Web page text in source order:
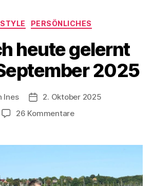
Kategorien
PERSÖNLICHES
heute gelernt
2025
Ines Veröffentlichungsdatum
2. Oktober 2025
26 Kommentarezu
heute
–